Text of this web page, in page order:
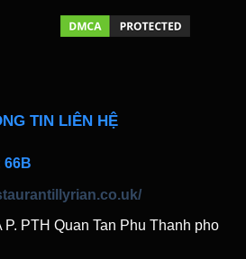
TIN LIÊN HỆ
66B
P. PTH Quan Tan Phu Thanh pho